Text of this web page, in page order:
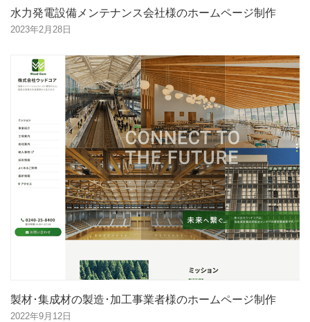
水力発電設備メンテナンス会社様のホームページ制作
2023年2月28日
製材･集成材の製造･加工事業者様のホームページ制作
2022年9月12日